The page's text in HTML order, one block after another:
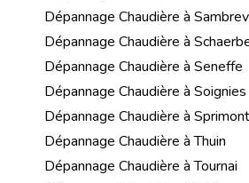
Dépannage Chaudière à
Dépannage Chaudière à
Dépannage Chaudière à Seneffe
Dépannage Chaudière à Soignies
Dépannage Chaudière à Sprimont
Dépannage Chaudière à Thuin
Dépannage Chaudière à Tournai